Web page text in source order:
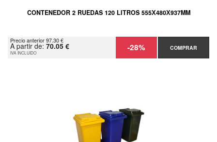
CONTENEDOR 2 RUEDAS 120 LITROS 555Х480Х937MM
Precio anterior 97.30 €
A partir de: 70.05 €
IVA INCLUIDO -28% COMPRAR